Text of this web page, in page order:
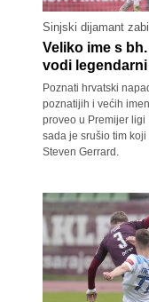
Sinjski dijamant
Veliko ime s
vodi legendarni
Poznati hrvatski
poznatijih i većih
proveo u Premijer
sada je srušio tim
Steven Gerrard.